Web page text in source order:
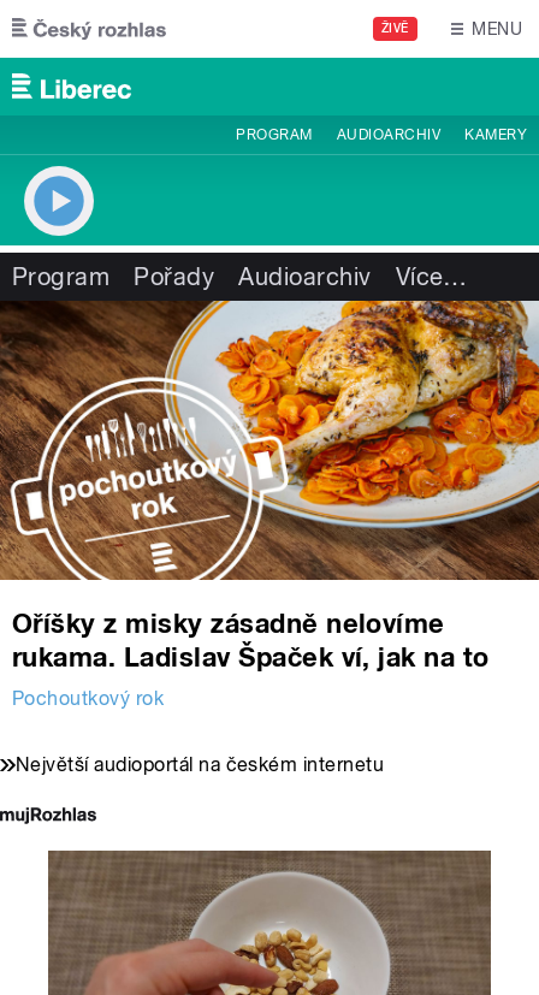
Přejít k hlavnímu obsahu
ŽIVĚ MENU
PROGRAM AUDIOARCHIV KAMERY
Program Pořady Audioarchiv Více…
Oříšky z misky zásadně nelovíme
rukama. Ladislav Špaček ví, jak na to
Pochoutkový rok
Největší audioportál na českém internetu